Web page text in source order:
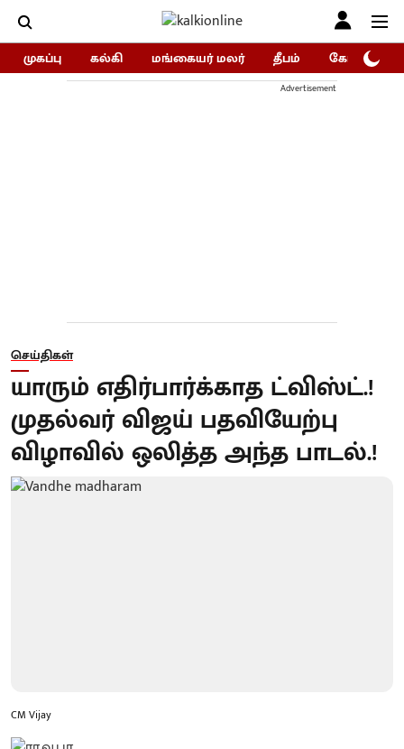
முகப்பு கல்கி மங்கையர் மலர் தீபம் கோகுலம்/
Advertisement
செய்திகள்
யாரும் எதிர்பார்க்காத ட்விஸ்ட்.!
முதல்வர் விஜய் பதவியேற்பு
விழாவில் ஒலித்த அந்த பாடல்.!
CM Vijay